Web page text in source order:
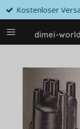
Zum
Hauptinhalt
springendimei-
Kostenloser